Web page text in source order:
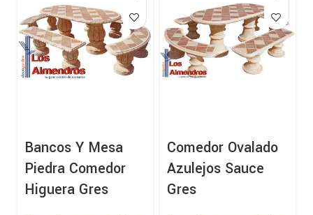
Bancos Y Mesa
Piedra Comedor
Higuera Gres
Comedor Ovalado
Azulejos Sauce
Gres